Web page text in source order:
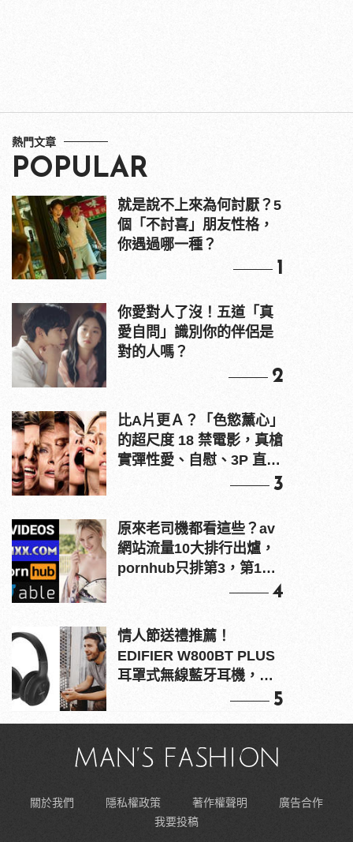
熱門文章
POPULAR
就是說不上來為何討厭？5
個「不討喜」朋友性格，
你遇過哪一種？
1
你愛對人了沒！五道「真
愛自問」識別你的伴侶是
對的人嗎？
2
比A片更Ａ？「色慾薰心」
的超尺度 18 禁電影，真槍
實彈性愛、自慰、3P 直接
3
原來老司機都看這些？av
網站流量10大排行出爐，
pornhub只排第3，第1名
4
情人節送禮推薦！
EDIFIER W800BT PLUS
耳罩式無線藍牙耳機，在
5
關於我們 隱私權政策 著作權聲明
廣告合作
我要投稿